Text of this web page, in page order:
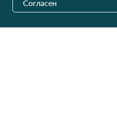
Наши обновления
Согласен